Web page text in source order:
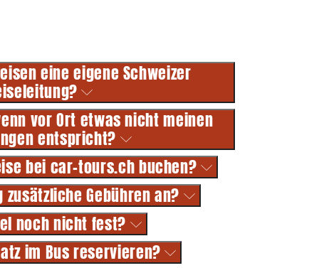
eine eigene Schweizer
vor Ort etwas nicht meinen
entspricht?
bei car-tours.ch buchen?
Gebühren an?
noch nicht fest?
im Bus reservieren?